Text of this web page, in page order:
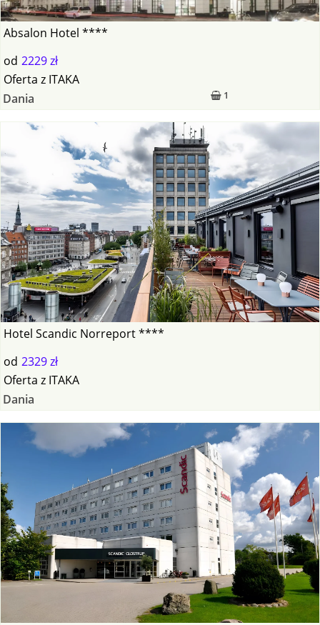
Absalon Hotel ****
od 2229 zł
1
Oferta z ITAKA
Dania
Hotel Scandic Norreport ****
od 2329 zł
Oferta z ITAKA
Dania